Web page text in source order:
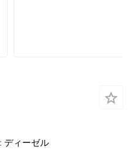
ディーゼル